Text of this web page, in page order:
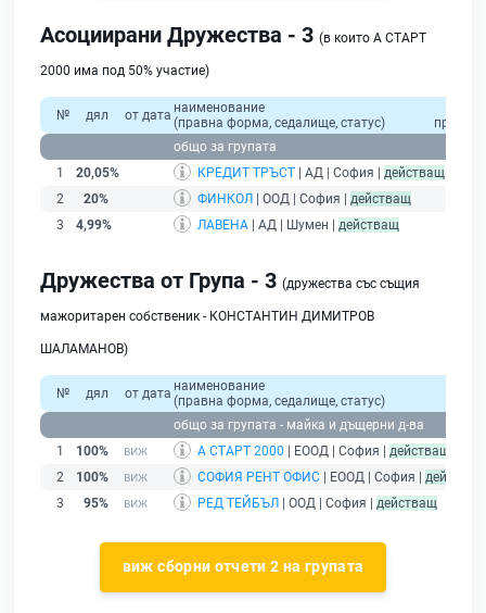
Асоциирани Дружества - 3 (в които А СТАРТ
2000 има под 50% участие)
№ дял от дата наименование
(правна форма, седалище, статус)
приходи
общо за групата
1
20,05% КРЕДИТ ТРЪСТ | АД | София | действащ
2
20% ФИНКОЛ | ООД | София | действащ
3
4,99% ЛАВЕНА | АД | Шумен | действащ
Дружества от Група - 3 (дружества със същия
мажоритарен собственик - КОНСТАНТИН ДИМИТРОВ
ШАЛАМАНОВ)
№ дял от дата наименование
(правна форма, седалище, статус)
общо за групата - майка и дъщерни д-ва
1
100% А СТАРТ 2000 | ЕООД | София | действащ
2
100% СОФИЯ РЕНТ ОФИС | ЕООД | София | действащ
3
95% РЕД ТЕЙБЪЛ | ООД | София | действащ
виж сборни отчети 2 на групата